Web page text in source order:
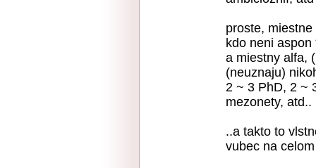
proste,
kdo neni
a miestny alfa,
(neuznaju)
2 ~ 3 PhD, 2 ~
mezonety, atd..
..a takto to
vubec na